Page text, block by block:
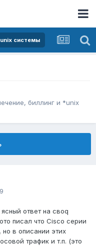
системы
биллинг и *unix
ответ на своq
писал что Cisco серии
но в описании этих
трафик и т.п. (это